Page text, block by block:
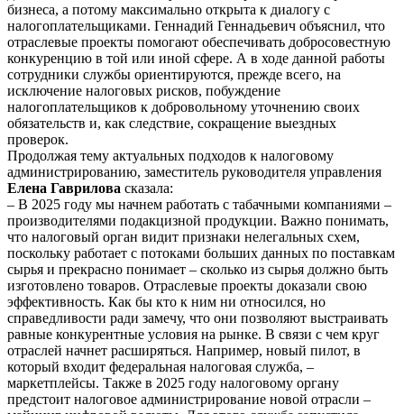
бизнеса, а потому максимально открыта к диалогу с
налогоплательщиками. Геннадий Геннадьевич объяснил, что
отраслевые проекты помогают обеспечивать добросовестную
конкуренцию в той или иной сфере. А в ходе данной работы
сотрудники службы ориентируются, прежде всего, на
исключение налоговых рисков, побуждение
налогоплательщиков к добровольному уточнению своих
обязательств и, как следствие, сокращение выездных
проверок.
Продолжая тему актуальных подходов к налоговому
администрированию, заместитель руководителя управления
Елена Гаврилова сказала:
– В 2025 году мы начнем работать с табачными компаниями –
производителями подакцизной продукции. Важно понимать,
что налоговый орган видит признаки нелегальных схем,
поскольку работает с потоками больших данных по поставкам
сырья и прекрасно понимает – сколько из сырья должно быть
изготовлено товаров. Отраслевые проекты доказали свою
эффективность. Как бы кто к ним ни относился, но
справедливости ради замечу, что они позволяют выстраивать
равные конкурентные условия на рынке. В связи с чем круг
отраслей начнет расширяться. Например, новый пилот, в
который входит федеральная налоговая служба, –
маркетплейсы. Также в 2025 году налоговому органу
предстоит налоговое администрирование новой отрасли –